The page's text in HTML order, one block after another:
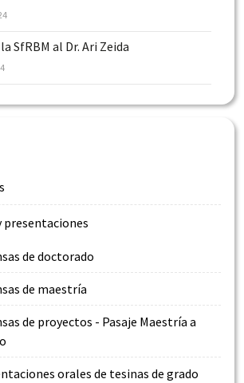
SfRBM al Dr. Ari Zeida
presentaciones
de doctorado
de maestría
de proyectos - Pasaje Maestría a
orales de tesinas de grado